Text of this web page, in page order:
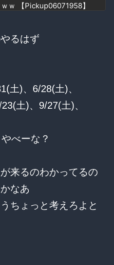
ｗ 【Pickup06071958】
るはず
土)、6/28(土)、
土)、9/27(土)、
べーな？
来るのわかってるの
なあ
ちょっと考えろよと